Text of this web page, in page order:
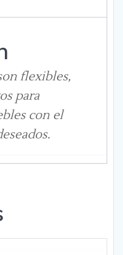
flexibles,
para
con el